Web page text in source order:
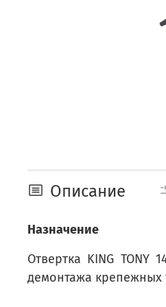
Описание
Назначение
Отвертка KING
демонтажа крепежных